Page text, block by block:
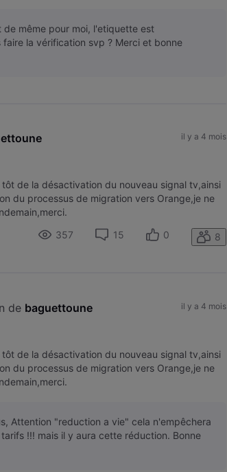
de même pour moi, l'etiquette est
la vérification svp ? Merci et bonne
il y a 4 mois
de la désactivation du nouveau signal tv,ainsi
du processus de migration vers Orange,je ne
357
15 0 8
de baguettoune il y a 4 mois
de la désactivation du nouveau signal tv,ainsi
du processus de migration vers Orange,je ne
Attention "reduction a vie" cela n'empêchera
!!! mais il y aura cette réduction. Bonne